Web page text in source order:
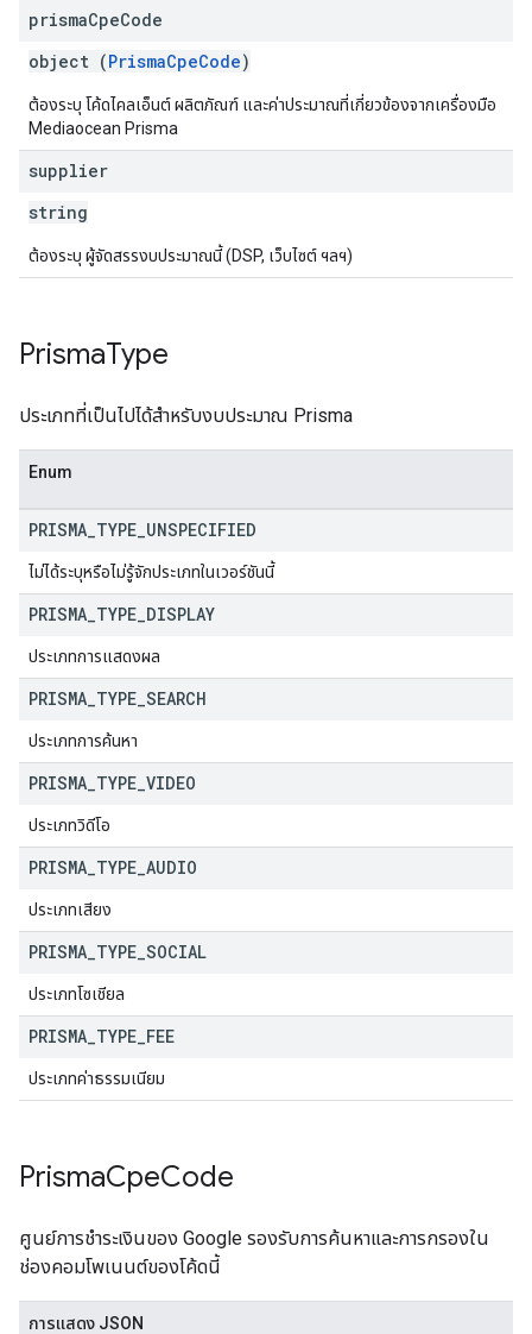
prismaCpeCode
object (PrismaCpeCode)
ต้องระบุ โค้ดไคลเอ็นต์ ผลิตภัณฑ์ และค่าประมาณที่เกี่ยวข้องจากเครื่องมือ
Mediaocean Prisma
supplier
string
ต้องระบุ ผู้จัดสรรงบประมาณนี้ (DSP, เว็บไซต์ ฯลฯ)
PrismaType
ประเภทที่เป็นไปได้สำหรับงบประมาณ Prisma
Enum
PRISMA TYPE UNSPECIFIED
ไม่ได้ระบุหรือไม่รู้จักประเภทในเวอร์ชันนี้
PRISMA TYPE DISPLAY
ประเภทการแสดงผล
PRISMA TYPE SEARCH
ประเภทการค้นหา
PRISMA TYPE VIDEO
ประเภทวิดีโอ
PRISMA TYPE AUDIO
ประเภทเสียง
PRISMA TYPE SOCIAL
ประเภทโซเชียล
PRISMA TYPE FEE
ประเภทค่าธรรมเนียม
PrismaCpeCode
ศูนย์การชำระเงินของ Google รองรับการค้นหาและการกรองใน
ช่องคอมโพเนนต์ของโค้ดนี้
การแสดง JSON